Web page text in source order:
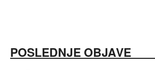
POSLEDNJE OBJAVE